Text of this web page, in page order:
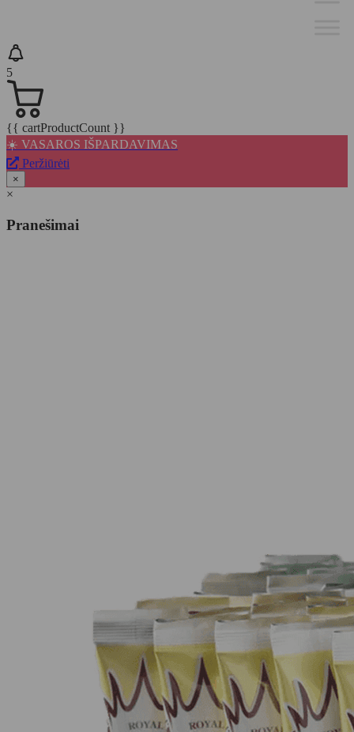
5
{{ cartProductCount }}
☀️ VASAROS IŠPARDAVIMAS
Peržiūrėti
×
×
Pranešimai